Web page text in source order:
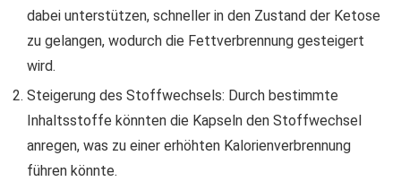
dabei unterstützen, schneller in den Zustand der Ketose
zu gelangen, wodurch die Fettverbrennung gesteigert
wird.
Steigerung des Stoffwechsels: Durch bestimmte
Inhaltsstoffe könnten die Kapseln den Stoffwechsel
anregen, was zu einer erhöhten Kalorienverbrennung
führen könnte.